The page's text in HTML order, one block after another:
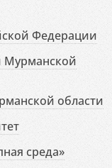
Федерации
Мурманской
области
среда»